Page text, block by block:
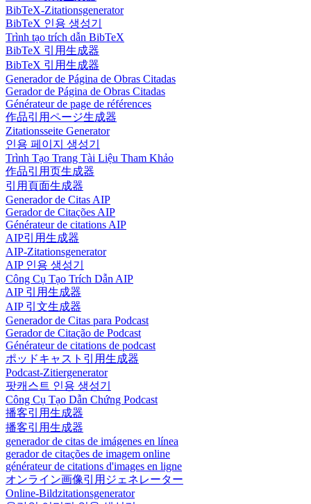
BibTeX-Zitationsgenerator
BibTeX 인용 생성기
Trình tạo trích dẫn BibTeX
BibTeX 引用生成器
BibTeX 引用生成器
Generador de Página de Obras Citadas
Gerador de Página de Obras Citadas
Générateur de page de références
作品引用ページ生成器
Zitationsseite Generator
인용 페이지 생성기
Trình Tạo Trang Tài Liệu Tham Khảo
作品引用页生成器
引用頁面生成器
Generador de Citas AIP
Gerador de Citações AIP
Générateur de citations AIP
AIP引用生成器
AIP-Zitationsgenerator
AIP 인용 생성기
Công Cụ Tạo Trích Dẫn AIP
AIP 引用生成器
AIP 引文生成器
Generador de Citas para Podcast
Gerador de Citação de Podcast
Générateur de citations de podcast
ポッドキャスト引用生成器
Podcast-Zitiergenerator
팟캐스트 인용 생성기
Công Cụ Tạo Dẫn Chứng Podcast
播客引用生成器
播客引用生成器
generador de citas de imágenes en línea
gerador de citações de imagem online
générateur de citations d'images en ligne
オンライン画像引用ジェネレーター
Online-Bildzitationsgenerator